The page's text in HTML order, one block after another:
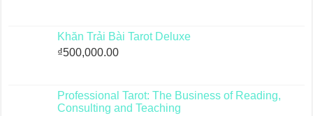
Khăn Trải Bài Tarot Deluxe
₫500,000.00
Professional Tarot: The Business of Reading,
Consulting and Teaching